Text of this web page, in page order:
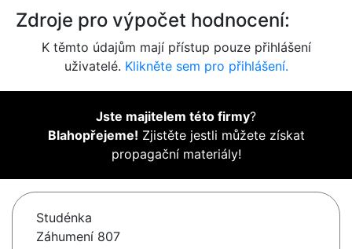
Zdroje pro výpočet hodnocení:
K těmto údajům mají přístup pouze přihlášení
uživatelé. Klikněte sem pro přihlášení.
Jste majitelem této firmy?
Blahopřejeme! Zjistěte jestli můžete získat
propagační materiály!
Studénka
Záhumení 807